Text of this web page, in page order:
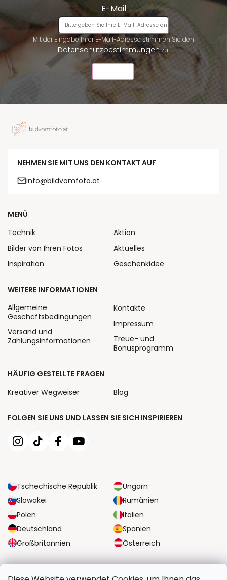
E-Mail
Datenschutzbestimmungenzu.
NEHMEN SIE MIT UNS DEN KONTAKT AUF
info@bildvomfoto.at
FOLGEN SIE UNS UND LASSEN SIE SICH INSPIRIEREN
Tschechische Republik
Ungarn
Slowakei
Rumänien
Polen
Italien
Deutschland
Spanien
Großbritannien
Österreich
MENÜ
Technik
Bilder von Ihren Fotos
Inspiration
Aktion
Aktuelles
Geschenkidee
WEITERE INFORMATIONEN
Allgemeine
Geschäftsbedingungen
Versand und
Zahlungsinformationen
Kontakte
Impressum
Treue- und
Bonusprogramm
HÄUFIG GESTELLTE FRAGEN
Kreativer Wegweiser
Blog